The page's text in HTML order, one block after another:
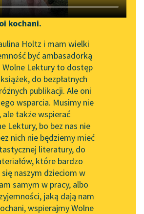
Zgłoś brak utworu
Narzędzia
Mapa Wolnych Lektur
Leśmianator
Przewodnik dla piszących i
czytających
API
OAI-PMH
Widget Wolnych Lektur
Przypisy
kochani.
Holtz i mam wielki
być ambasadorką
Wolne Lektury to dostęp
do bezpłatnych
publikacji. Ale oni
wsparcia. Musimy nie
także wspierać
Lektury, bo bez nas nie
nich nie będziemy mieć
literatury, do
które bardzo
naszym dzieciom w
samym w pracy, albo
jaką dają nam
wspierajmy Wolne
pobierz książkę
czytaj online